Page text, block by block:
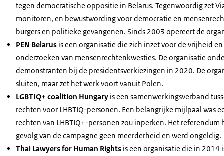
tegen democratische oppositie in Belarus. Tegenwoordig zet
monitoren, en bewustwording voor democratie en
burgers en politieke gevangenen. Sinds 2003 opereert de
PEN Belarus is een organisatie die zich inzet voor de vrijheid
onderzoeken van mensenrechtenkwesties. De organisatie
demonstranten bij de presidentsverkiezingen in 2020. De
sluiten, maar zet het werk voort vanuit Polen.
LGBTIQ+ coalition Hungary is een samenwerkingsverband
rechten voor LHBTIQ-personen. Een belangrijke mijlpaal was
rechten van LHBTIQ+-personen zou inperken. Het
gevolg van de campagne geen meerderheid en werd ongeldig.
Thai Lawyers for Human Rights is een organisatie die in 2014